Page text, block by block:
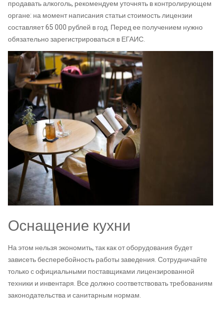
продавать алкоголь, рекомендуем уточнять в контролирующем
органе: на момент написания статьи стоимость лицензии
составляет 65 000 рублей в год. Перед ее получением нужно
обязательно зарегистрироваться в ЕГАИС.
Оснащение кухни
На этом нельзя экономить, так как от оборудования будет
зависеть бесперебойность работы заведения. Сотрудничайте
только с официальными поставщиками лицензированной
техники и инвентаря. Все должно соответствовать требованиям
законодательства и санитарным нормам.